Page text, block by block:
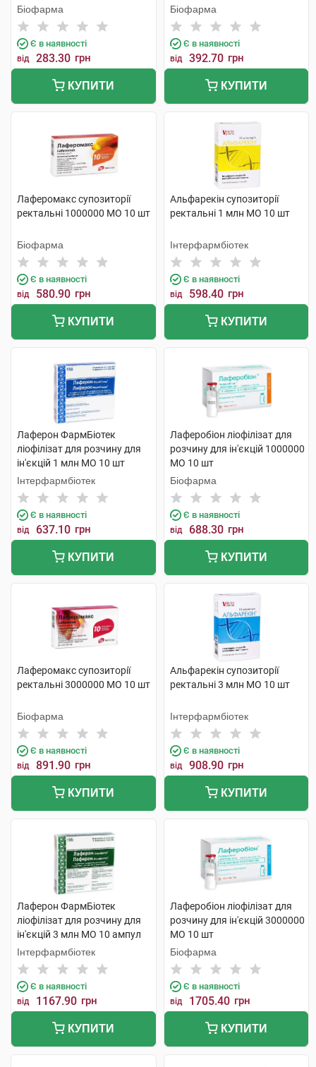
Біофарма
Є в наявності
від 283.30 грн
КУПИТИ
Біофарма
Є в наявності
від 392.70 грн
КУПИТИ
Лаферомакс супозиторії
ректальні 1000000 МО 10 шт
Біофарма
Є в наявності
від 580.90 грн
КУПИТИ
Альфарекін супозиторії
ректальні 1 млн МО 10 шт
Інтерфармбіотек
Є в наявності
від 598.40 грн
КУПИТИ
Лаферон ФармБіотек
ліофілізат для розчину для
ін'єкцій 1 млн МО 10 шт
Інтерфармбіотек
Є в наявності
від 637.10 грн
КУПИТИ
Лаферобіон ліофілізат для
розчину для ін'єкцій 1000000
МО 10 шт
Біофарма
Є в наявності
від 688.30 грн
КУПИТИ
Лаферомакс супозиторії
ректальні 3000000 МО 10 шт
Біофарма
Є в наявності
від 891.90 грн
КУПИТИ
Альфарекін супозиторії
ректальні 3 млн МО 10 шт
Інтерфармбіотек
Є в наявності
від 908.90 грн
КУПИТИ
Лаферон ФармБіотек
ліофілізат для розчину для
ін'єкцій 3 млн МО 10 ампул
Інтерфармбіотек
Є в наявності
від 1167.90 грн
КУПИТИ
Лаферобіон ліофілізат для
розчину для ін'єкцій 3000000
МО 10 шт
Біофарма
Є в наявності
від 1705.40 грн
КУПИТИ